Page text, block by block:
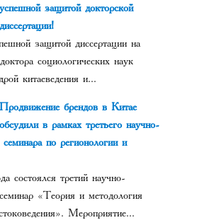
успешной защитой докторской
диссертации!
защитой диссертации на
социологических наук
китаеведения и...
Продвижение брендов в Китае
обсудили в рамках третьего научно-
семинара по регионологии и
состоялся третий научно-
«Теория и методология
Мероприятие...